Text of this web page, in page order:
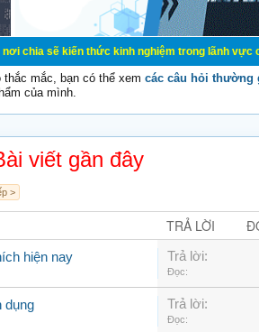
thức kinh nghiệm trong lãnh vực cơ điện,
thắc mắc, bạn có thể xem các câu hỏi thường
của mình.
viết gần đây
>
TRẢ LỜI
hiện nay Trả lời:
Đọc:
dụng Trả lời:
Đọc: